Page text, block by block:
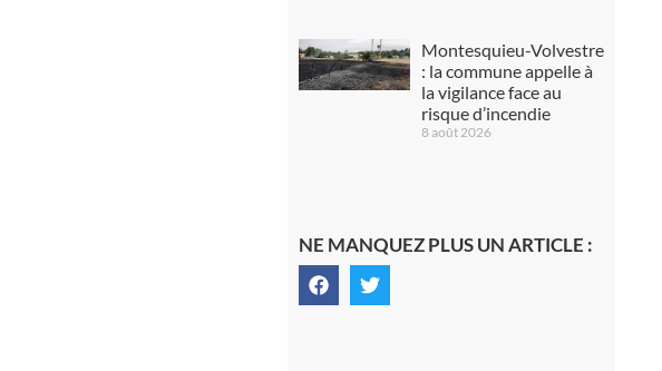
Montesquieu-Volvestre
: la commune appelle à
la vigilance face au
risque d’incendie
8 août 2026
NE MANQUEZ PLUS UN ARTICLE :